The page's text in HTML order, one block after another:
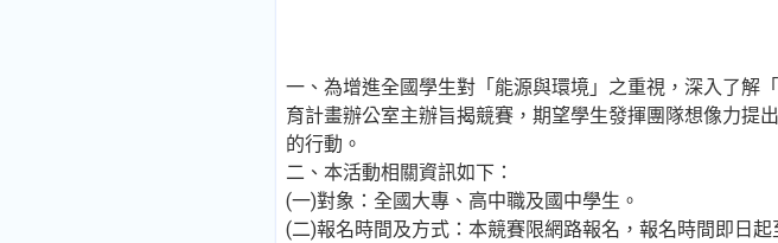
一、為增進全國學生對「能源與環境」之重視，深入了解
育計畫辦公室主辦旨揭競賽，期望學生發揮團隊想像力提
的行動。
二、本活動相關資訊如下：
(一)對象：全國大專、高中職及國中學生。
(二)報名時間及方式：本競賽限網路報名，報名時間即日